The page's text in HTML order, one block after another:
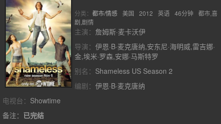
分类： 都市/情感 美国 2012 英语 46分钟
都市,喜
剧,剧情
主演： 詹姆斯·麦卡沃伊
导演： 伊恩·B·麦克唐纳,安东尼·海明威,雷吉娜·
金,埃米·罗森,安娜·马斯特罗
别名： Shameless US Season 2
编剧： 伊恩·B·麦克唐纳
电视台： Showtime
备注： 已完结